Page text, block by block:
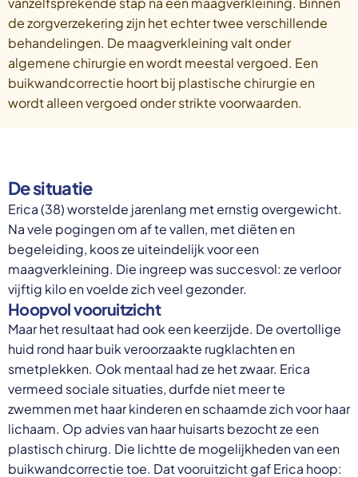
de zorgverzekering zijn het echter twee verschillende
behandelingen. De maagverkleining valt onder
algemene chirurgie en wordt meestal vergoed. Een
buikwandcorrectie hoort bij plastische chirurgie en
wordt alleen vergoed onder strikte voorwaarden.
De situatie
Erica (38) worstelde jarenlang met ernstig overgewicht.
Na vele pogingen om af te vallen, met diëten en
begeleiding, koos ze uiteindelijk voor een
maagverkleining. Die ingreep was succesvol: ze verloor
vijftig kilo en voelde zich veel gezonder.
Hoopvol vooruitzicht
Maar het resultaat had ook een keerzijde. De overtollige
huid rond haar buik veroorzaakte rugklachten en
smetplekken. Ook mentaal had ze het zwaar. Erica
vermeed sociale situaties, durfde niet meer te
zwemmen met haar kinderen en schaamde zich voor haar
lichaam. Op advies van haar huisarts bezocht ze een
plastisch chirurg. Die lichtte de mogelijkheden van een
buikwandcorrectie toe. Dat vooruitzicht gaf Erica hoop: